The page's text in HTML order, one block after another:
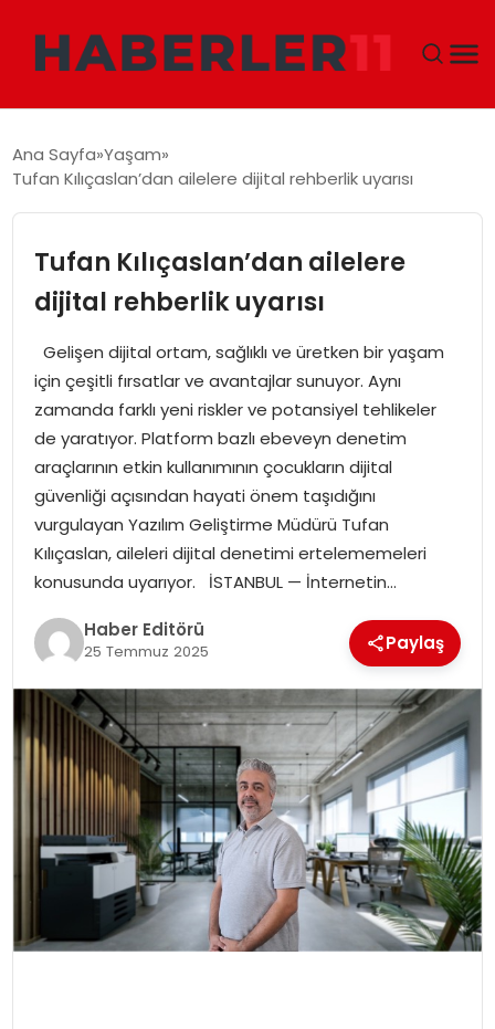
EKONOMI
SIYASET
TEKNOLOJI
MAGAZIN
SPOR
Ana Sayfa Yaşam
Tufan Kılıçaslan’dan ailelere dijital rehberlik uyarısı
Tufan Kılıçaslan’dan ailelere
dijital rehberlik uyarısı
Gelişen dijital ortam, sağlıklı ve üretken bir yaşam
için çeşitli fırsatlar ve avantajlar sunuyor. Aynı
zamanda farklı yeni riskler ve potansiyel tehlikeler
de yaratıyor. Platform bazlı ebeveyn denetim
araçlarının etkin kullanımının çocukların dijital
güvenliği açısından hayati önem taşıdığını
vurgulayan Yazılım Geliştirme Müdürü Tufan
Kılıçaslan, aileleri dijital denetimi ertelememeleri
konusunda uyarıyor. İSTANBUL — İnternetin…
Haber Editörü
25 Temmuz 2025 Paylaş